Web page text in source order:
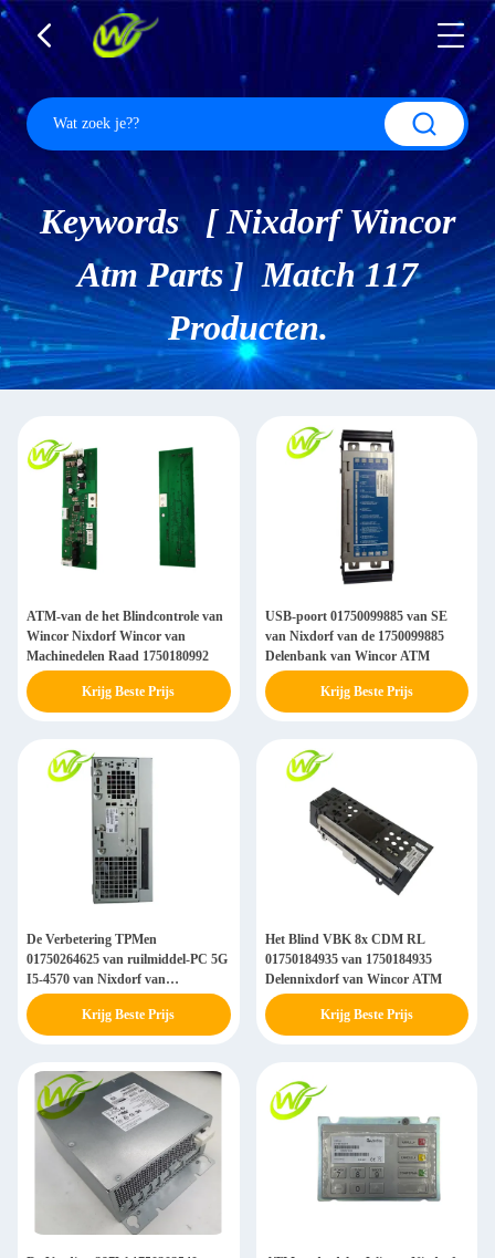
Keywords [ Nixdorf Wincor
Atm Parts ] Match 117
Producten.
ATM-van de het Blindcontrole van
Wincor Nixdorf Wincor van
Machinedelen Raad 1750180992
Krijg Beste Prijs
USB-poort 01750099885 van SE
van Nixdorf van de 1750099885
Delenbank van Wincor ATM
Krijg Beste Prijs
De Verbetering TPMen
01750264625 van ruilmiddel-PC 5G
I5-4570 van Nixdorf van
Wincoratm Delen
Krijg Beste Prijs
Het Blind VBK 8x CDM RL
01750184935 van 1750184935
Delennixdorf van Wincor ATM
Krijg Beste Prijs